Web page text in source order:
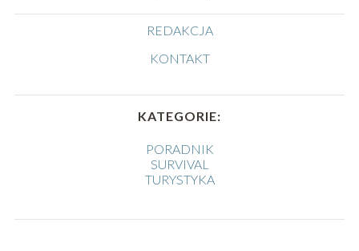
REDAKCJA
KONTAKT
KATEGORIE:
PORADNIK
SURVIVAL
TURYSTYKA